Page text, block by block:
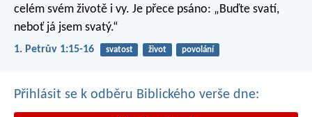
celém svém životě i vy. Je přece psáno: „Buďte svatí,
neboť já jsem svatý.“
1. Petrův 1:15-16 svatost život povolání
Přihlásit se k odběru Biblického verše dne: